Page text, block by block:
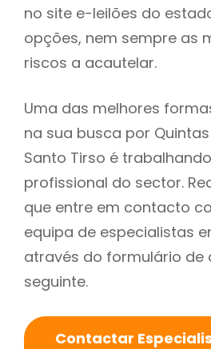
no site e-leilões do
opções, nem sempre as
riscos a acautelar.
Uma das melhores
na sua busca por
Santo Tirso é
profissional do sector.
que entre em contacto
equipa de especialistas
através do formulário de
seguinte.
Contactar